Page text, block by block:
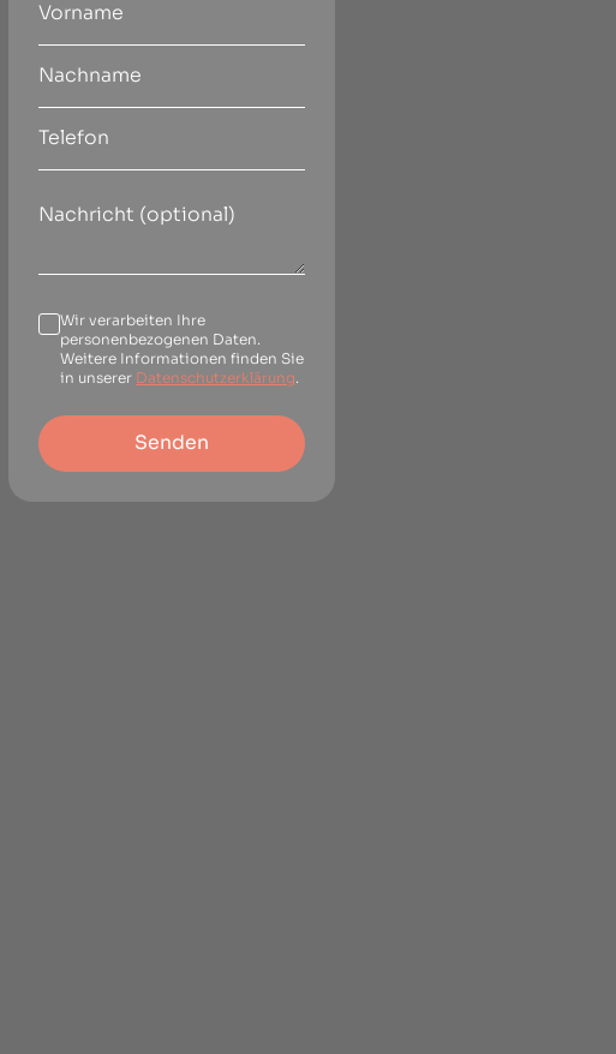
Wir verarbeiten Ihre
personenbezogenen Daten.
Weitere Informationen finden Sie
in unserer Datenschutzerklärung
Senden